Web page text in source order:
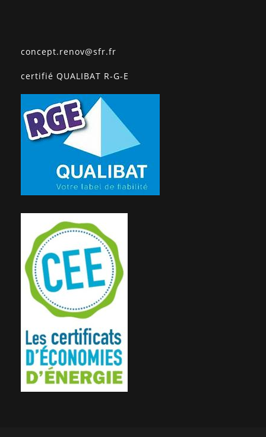
concept.renov@sfr.fr
certifié QUALIBAT R-G-E